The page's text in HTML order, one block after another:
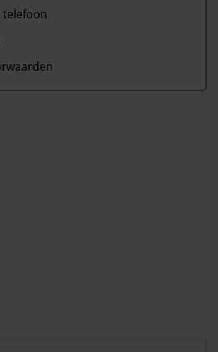
telefoon